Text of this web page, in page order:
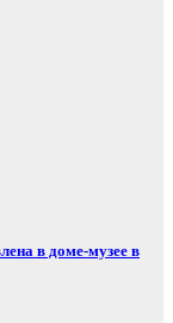
в доме-музее в